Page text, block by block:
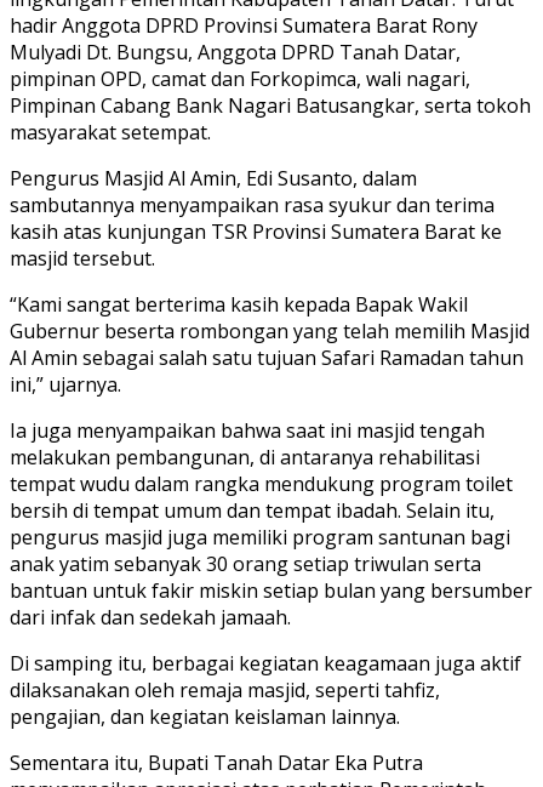
hadir Anggota DPRD Provinsi Sumatera Barat Rony
Mulyadi Dt. Bungsu, Anggota DPRD Tanah Datar,
pimpinan OPD, camat dan Forkopimca, wali nagari,
Pimpinan Cabang Bank Nagari Batusangkar, serta tokoh
masyarakat setempat.
Pengurus Masjid Al Amin, Edi Susanto, dalam
sambutannya menyampaikan rasa syukur dan terima
kasih atas kunjungan TSR Provinsi Sumatera Barat ke
masjid tersebut.
“Kami sangat berterima kasih kepada Bapak Wakil
Gubernur beserta rombongan yang telah memilih Masjid
Al Amin sebagai salah satu tujuan Safari Ramadan tahun
ini,” ujarnya.
Ia juga menyampaikan bahwa saat ini masjid tengah
melakukan pembangunan, di antaranya rehabilitasi
tempat wudu dalam rangka mendukung program toilet
bersih di tempat umum dan tempat ibadah. Selain itu,
pengurus masjid juga memiliki program santunan bagi
anak yatim sebanyak 30 orang setiap triwulan serta
bantuan untuk fakir miskin setiap bulan yang bersumber
dari infak dan sedekah jamaah.
Di samping itu, berbagai kegiatan keagamaan juga aktif
dilaksanakan oleh remaja masjid, seperti tahfiz,
pengajian, dan kegiatan keislaman lainnya.
Sementara itu, Bupati Tanah Datar Eka Putra